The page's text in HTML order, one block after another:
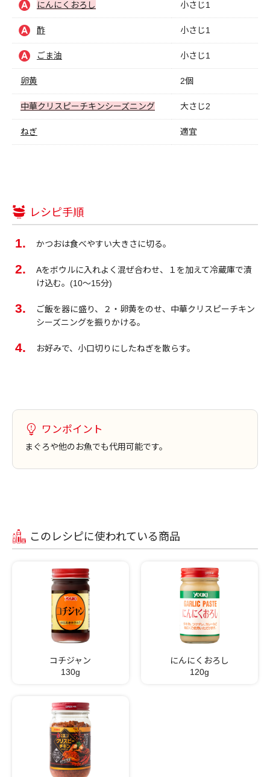
にんにくおろし 小さじ1
酢 小さじ1
ごま油 小さじ1
卵黄 2個
中華クリスピーチキンシーズニング 大さじ2
ねぎ 適宜
レシピ手順
かつおは食べやすい大きさに切る。
Aをボウルに入れよく混ぜ合わせ、１を加えて冷蔵庫で漬
け込む。(10～15分)
ご飯を器に盛り、２・卵黄をのせ、中華クリスピーチキン
シーズニングを振りかける。
お好みで、小口切りにしたねぎを散らす。
ワンポイント
まぐろや他のお魚でも代用可能です。
このレシピに使われている商品
コチジャン
130g
にんにくおろし
120g